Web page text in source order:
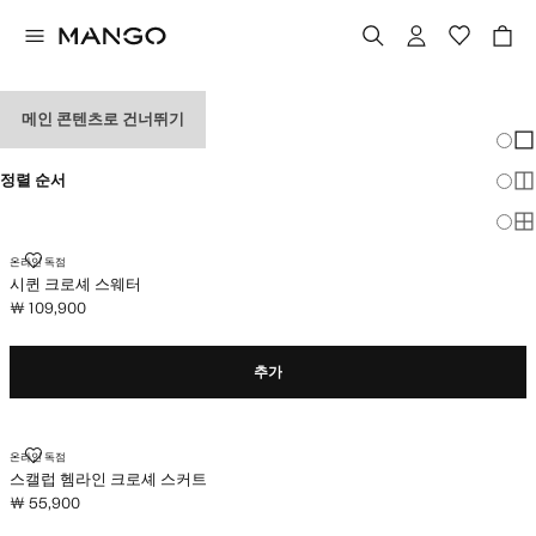
메인 콘텐츠로 건너뛰기
정렬 순서
그리
일
더
전
온라인 독점
시퀸 크로셰 스웨터
시퀸 크로셰 스웨터
현재 가격 [￦ 109,900 ]
￦ 109,900
추가
온라인 독점
스캘럽 헴라인 크로셰 스커트
스캘럽 헴라인 크로셰 스커트
현재 가격 [￦ 55,900 ]
￦ 55,900